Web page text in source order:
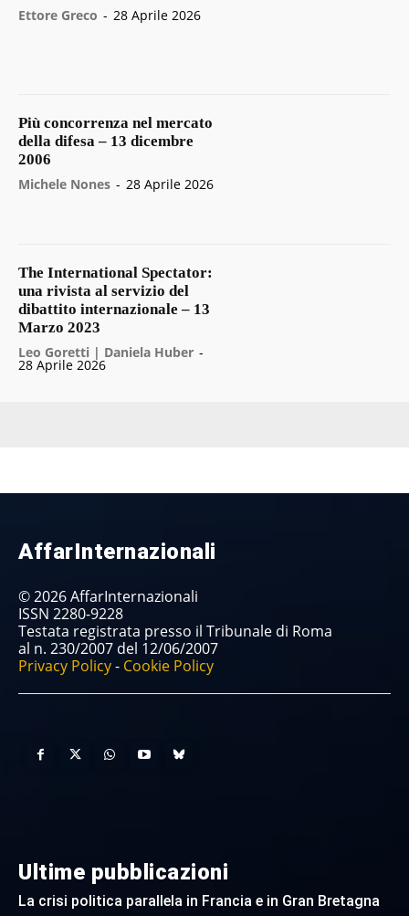
Ettore Greco - 28 Aprile 2026
Più concorrenza nel mercato
della difesa – 13 dicembre
2006
Michele Nones - 28 Aprile 2026
The International Spectator:
una rivista al servizio del
dibattito internazionale – 13
Marzo 2023
Leo Goretti | Daniela Huber -
28 Aprile 2026
AffarInternazionali
© 2026 AffarInternazionali
ISSN 2280-9228
Testata registrata presso il Tribunale di Roma
al n. 230/2007 del 12/06/2007
Privacy Policy- Cookie Policy
Ultime pubblicazioni
La crisi politica parallela in Francia e in Gran Bretagna